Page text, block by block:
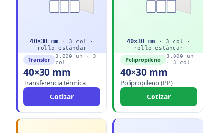
40×30 mm · 3 col ·
rolloestándar
Transfer 3.000 un ·3
col
40×30 mm
Transferencia térmica
Cotizar
40×30 mm · 3 col ·
rolloestándar
Polipropileno 3.000 un
· 3 col
40×30 mm
Polipropileno (PP)
Cotizar